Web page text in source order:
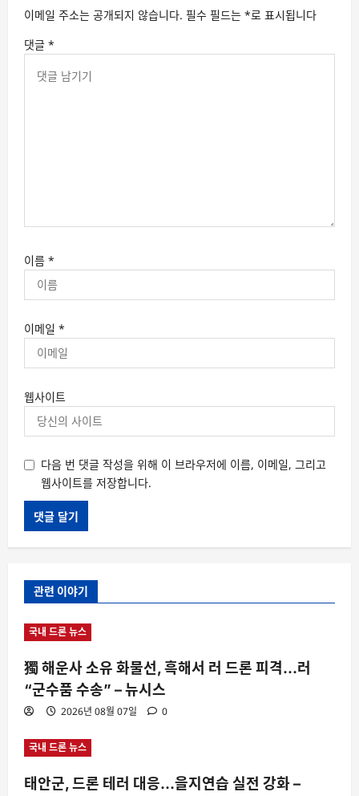
이메일 주소는 공개되지 않습니다. 필수 필드는 *로 표시됩니다
댓글 *
이름 *
이메일 *
웹사이트
다음 번 댓글 작성을 위해 이 브라우저에 이름, 이메일, 그리고
웹사이트를 저장합니다.
관련 이야기
국내 드론 뉴스
獨 해운사 소유 화물선, 흑해서 러 드론 피격…러
“군수품 수송” – 뉴시스
2026년 08월 07일 0
국내 드론 뉴스
태안군, 드론 테러 대응…을지연습 실전 강화 –